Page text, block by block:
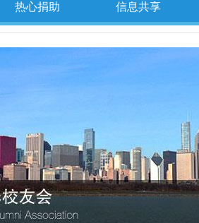
热心捐助 信息共享